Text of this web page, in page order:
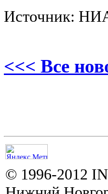
Источник:
<<< Все
© 1996-2012